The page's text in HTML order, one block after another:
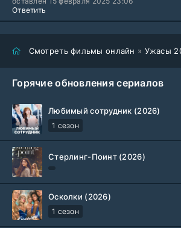
Ответить
Смотреть фильмы онлайн » Ужасы
Горячие обновления сериалов
Любимый сотрудник (2026)
1 сезон
Стерлинг-Поинт (2026)
Осколки (2026)
1 сезон